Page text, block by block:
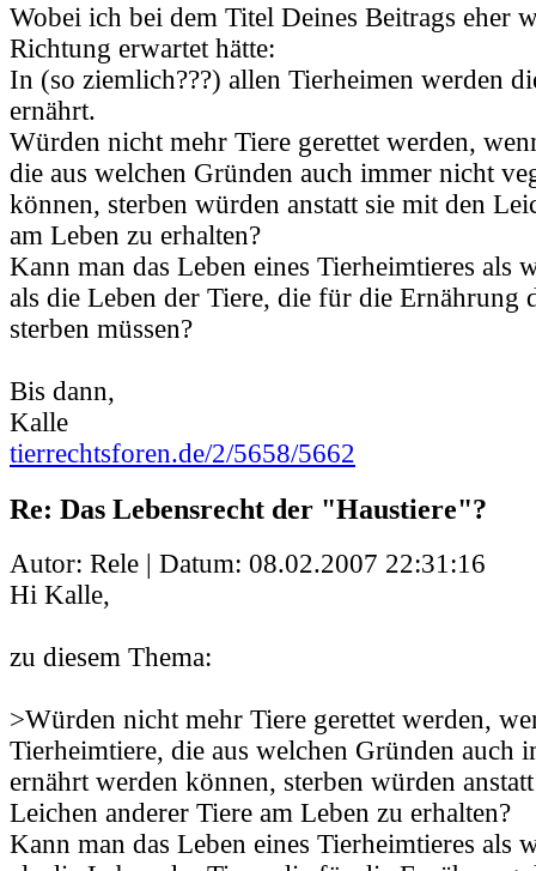
Wobei ich bei dem Titel Deines Beitrags eher
Richtung erwartet hätte:
In (so ziemlich???) allen Tierheimen werden
ernährt.
Würden nicht mehr Tiere gerettet werden,
die aus welchen Gründen auch immer nicht
können, sterben würden anstatt sie mit den
am Leben zu erhalten?
Kann man das Leben eines Tierheimtieres als
als die Leben der Tiere, die für die Ernährung
sterben müssen?
Bis dann,
Kalle
tierrechtsforen.de/2/5658/5662
Re: Das Lebensrecht der "Haustiere"?
Autor: Rele | Datum: 08.02.2007 22:31:16
Hi Kalle,
zu diesem Thema:
>Würden nicht mehr Tiere gerettet werden,
Tierheimtiere, die aus welchen Gründen auch
ernährt werden können, sterben würden
Leichen anderer Tiere am Leben zu erhalten?
Kann man das Leben eines Tierheimtieres als